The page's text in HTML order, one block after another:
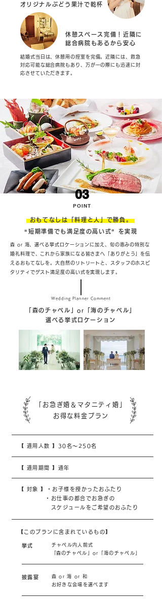
オリジナルぶどう果汁で乾杯
休憩スペース完備！近隣に
総合病院もあるから安心
結婚式当日は、休憩用の控室を完備。近隣には、救急
対応可能な総合病院もあり、万が一の際にも迅速に対
応させていただきます。
03
POINT
おもてなしは「料理と人」で勝負。
“短期準備でも満足度の高い式” を実現
森 or 海、選べる挙式ロケーションに加え、旬の恵みの特別な
婚礼料理で、これから家族になる皆さまへ「ありがとう」を伝
えるおもてなしを。大自然のリトリートと、スタッフのホスピ
タリティでゲスト満足度の高い式を実現します。
Wedding Planner Comment
「森のチャペル」or「海のチャペル」
選べる 挙式ロケーション
「お急ぎ婚＆マタニティ婚」
お得な​料金プラン
【 適用人数 】30名～250名
【 適用期間 】通年
【 対象 】
・お子様を授かったおふたり
・お仕事の都合でお急ぎの
スケジュールをご希望のおふたり
【このプランに含まれているもの】
挙式
チャペル内人前式
​「森のチャペル」or「海のチャペル」
披露宴
森 or 海 or 和
お好きな会場を選べます